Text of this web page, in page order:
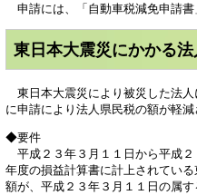
申請には、「自動車税減免申請
東日本大震災にかかる
東日本大震災により被災した法
に申請により法人県民税の額が軽減
◆要件
平成２３年３月１１日から平成
年度の損益計算書に計上されてい
額が、平成２３年３月１１日の属